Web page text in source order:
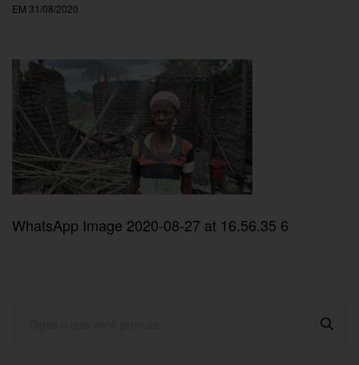
EM 31/08/2020
WhatsApp Image 2020-08-27 at 16.56.35 6